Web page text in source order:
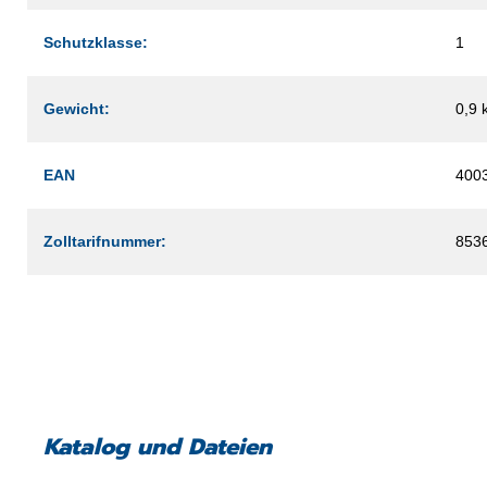
Schutzklasse: 1
Gewicht: 0,9
EAN
Zolltarifnummer:
Katalog und Dateien